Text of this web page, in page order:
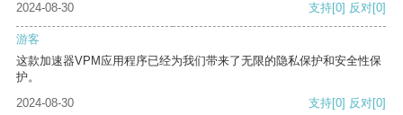
2024-08-30 支持[0] 反对[0]
游客
这款加速器VPM应用程序已经为我们带来了无限的隐私保护和安全性保
护。
2024-08-30
支持[0] 反对[0]